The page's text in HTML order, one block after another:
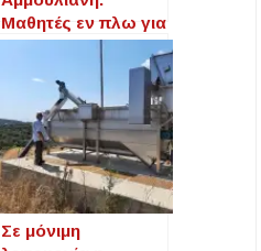
Μαθητές εν πλω για
την εκπαίδευση –
Ένας καθημερινός
αγώνας για το
αυτονόητο
Σε μόνιμη